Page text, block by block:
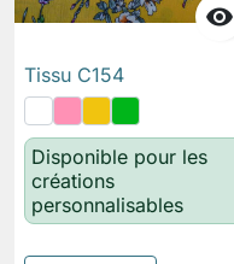

Tissu C154
Disponible pour les
créations
personnalisables